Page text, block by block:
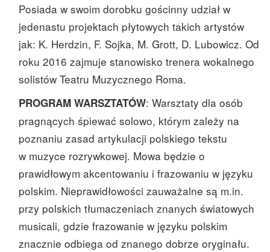
Posiada w swoim dorobku gościnny udział w
jedenastu projektach płytowych takich artystów
jak: K. Herdzin, F. Sojka, M. Grott, D. Lubowicz. Od
roku 2016 zajmuje stanowisko trenera wokalnego
solistów Teatru Muzycznego Roma.
PROGRAM WARSZTATÓW: Warsztaty dla osób
pragnących śpiewać solowo, którym zależy na
poznaniu zasad artykulacji polskiego tekstu
w muzyce rozrywkowej. Mowa będzie o
prawidłowym akcentowaniu i frazowaniu w języku
polskim. Nieprawidłowości zauważalne są m.in.
przy polskich tłumaczeniach znanych światowych
musicali, gdzie frazowanie w języku polskim
znacznie odbiega od znanego dobrze oryginału.